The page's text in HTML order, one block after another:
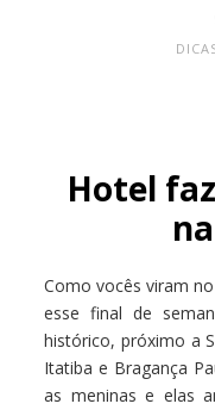
Hotel
Como vocês viram
esse final de
histórico, próximo a
Itatiba e Bragança
as meninas e elas